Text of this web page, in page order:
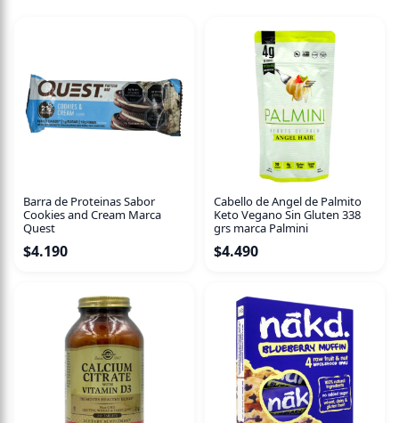
Barra de Proteinas Sabor
Cookies and Cream Marca
Quest
$4.190
Cabello de Angel de Palmito
Keto Vegano Sin Gluten 338
grs marca Palmini
$4.490